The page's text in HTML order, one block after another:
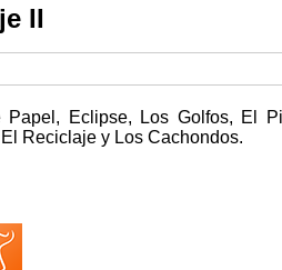
II
Eclipse, Los Golfos, El
Reciclaje y Los Cachondos.